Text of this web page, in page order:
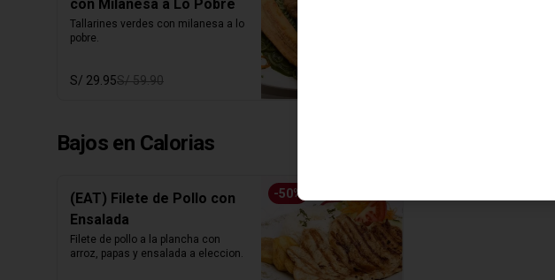
con Milanesa a Lo Pobre
Tallarines verdes con milanesa a lo
pobre.
S/ 29.95S/ 59.90
Bajos en Calorias
-50%
(EAT) Filete de Pollo con
Ensalada
Filete de pollo a la plancha con
arroz, papas y ensalada a eleccion.